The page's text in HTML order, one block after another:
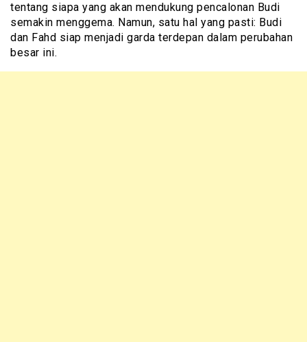
tentang siapa yang akan mendukung pencalonan Budi
semakin menggema. Namun, satu hal yang pasti: Budi
dan Fahd siap menjadi garda terdepan dalam perubahan
besar ini.